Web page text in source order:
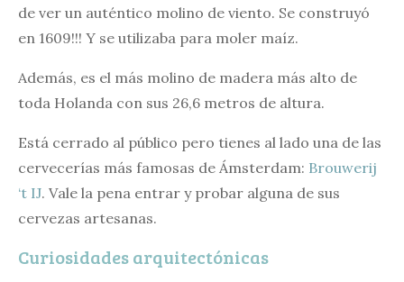
de ver un auténtico molino de viento. Se construyó
en 1609!!! Y se utilizaba para moler maíz.
Además, es el más molino de madera más alto de
toda Holanda con sus 26,6 metros de altura.
Está cerrado al público pero tienes al lado una de las
cervecerías más famosas de Ámsterdam: Brouwerij
‘t IJ. Vale la pena entrar y probar alguna de sus
cervezas artesanas.
Curiosidades arquitectónicas